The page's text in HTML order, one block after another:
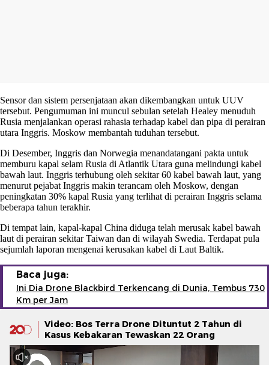
Sensor dan sistem persenjataan akan dikembangkan untuk UUV
tersebut. Pengumuman ini muncul sebulan setelah Healey menuduh
Rusia menjalankan operasi rahasia terhadap kabel dan pipa di perairan
utara Inggris. Moskow membantah tuduhan tersebut.
Di Desember, Inggris dan Norwegia menandatangani pakta untuk
memburu kapal selam Rusia di Atlantik Utara guna melindungi kabel
bawah laut. Inggris terhubung oleh sekitar 60 kabel bawah laut, yang
menurut pejabat Inggris makin terancam oleh Moskow, dengan
peningkatan 30% kapal Rusia yang terlihat di perairan Inggris selama
beberapa tahun terakhir.
Di tempat lain, kapal-kapal China diduga telah merusak kabel bawah
laut di perairan sekitar Taiwan dan di wilayah Swedia. Terdapat pula
sejumlah laporan mengenai kerusakan kabel di Laut Baltik.
Baca juga:
Ini Dia Drone Blackbird Terkencang di Dunia, Tembus 730
Km per Jam
Video: Bos Terra Drone Dituntut 2 Tahun di
Kasus Kebakaran Tewaskan 22 Orang